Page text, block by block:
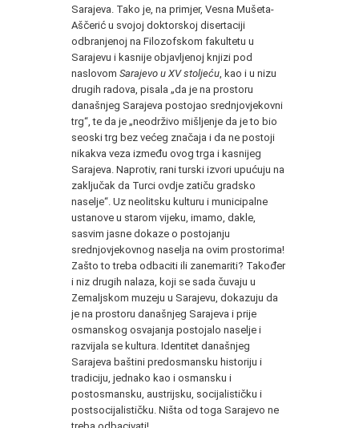
Sarajeva. Tako je, na primjer, Vesna Mušeta-
Aščerić u svojoj doktorskoj disertaciji
odbranjenoj na Filozofskom fakultetu u
Sarajevu i kasnije objavljenoj knjizi pod
naslovom Sarajevo u XV stoljeću , kao i u nizu
drugih radova, pisala „da je na prostoru
današnjeg Sarajeva postojao srednjovjekovni
trg“, te da je „neodrživo mišljenje da je to bio
seoski trg bez većeg značaja i da ne postoji
nikakva veza između ovog trga i kasnijeg
Sarajeva. Naprotiv, rani turski izvori upućuju na
zaključak da Turci ovdje zatiču gradsko
naselje“. Uz neolitsku kulturu i municipalne
ustanove u starom vijeku, imamo, dakle,
sasvim jasne dokaze o postojanju
srednjovjekovnog naselja na ovim prostorima!
Zašto to treba odbaciti ili zanemariti? Također
i niz drugih nalaza, koji se sada čuvaju u
Zemaljskom muzeju u Sarajevu, dokazuju da
je na prostoru današnjeg Sarajeva i prije
osmanskog osvajanja postojalo naselje i
razvijala se kultura. Identitet današnjeg
Sarajeva baštini predosmansku historiju i
tradiciju, jednako kao i osmansku i
postosmansku, austrijsku, socijalističku i
postsocijalističku. Ništa od toga Sarajevo ne